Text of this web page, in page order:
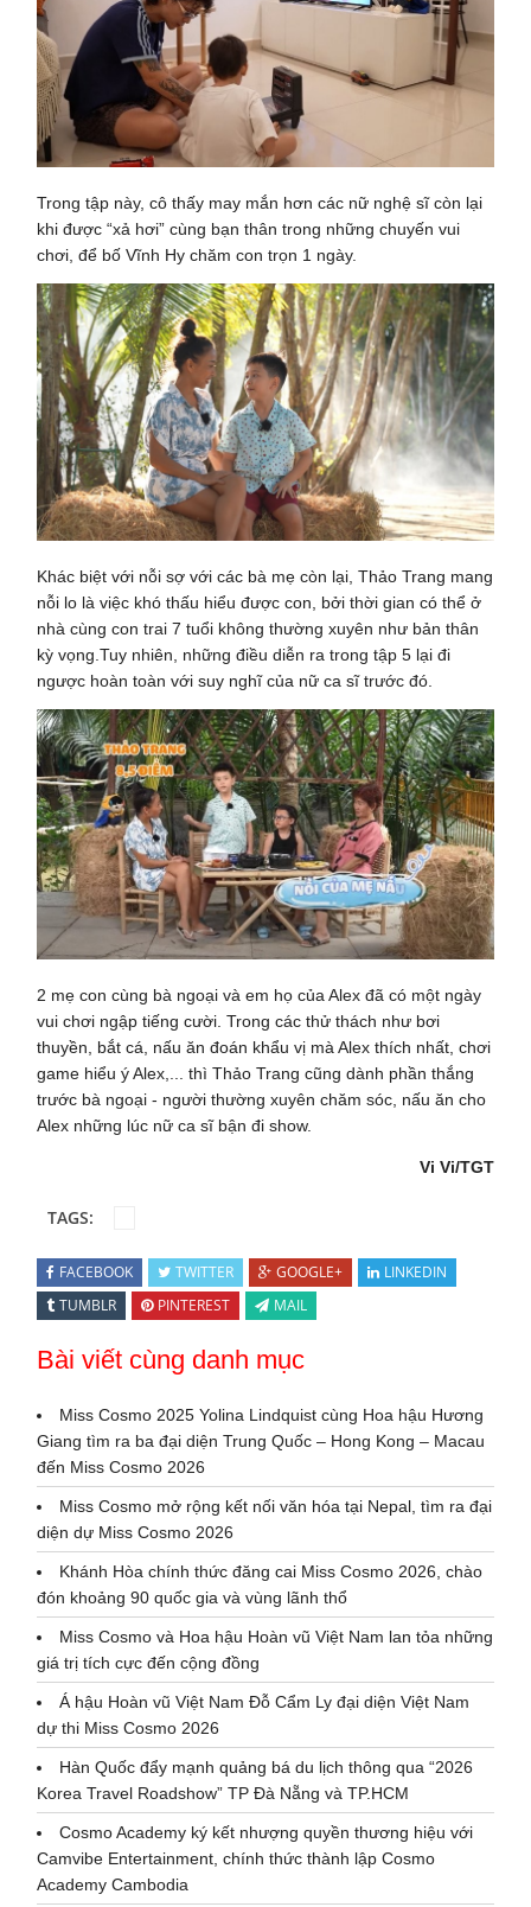
Trong tập này, cô thấy may mắn hơn các nữ nghệ sĩ còn lại
khi được “xả hơi” cùng bạn thân trong những chuyến vui
chơi, để bố Vĩnh Hy chăm con trọn 1 ngày.
Khác biệt với nỗi sợ với các bà mẹ còn lại, Thảo Trang mang
nỗi lo là việc khó thấu hiểu được con, bởi thời gian có thể ở
nhà cùng con trai 7 tuổi không thường xuyên như bản thân
kỳ vọng.Tuy nhiên, những điều diễn ra trong tập 5 lại đi
ngược hoàn toàn với suy nghĩ của nữ ca sĩ trước đó.
2 mẹ con cùng bà ngoại và em họ của Alex đã có một ngày
vui chơi ngập tiếng cười. Trong các thử thách như bơi
thuyền, bắt cá, nấu ăn đoán khẩu vị mà Alex thích nhất, chơi
game hiểu ý Alex,... thì Thảo Trang cũng dành phần thắng
trước bà ngoại - người thường xuyên chăm sóc, nấu ăn cho
Alex những lúc nữ ca sĩ bận đi show.
Vi Vi/TGT
TAGS:
FACEBOOK TWITTER GOOGLE+
LINKEDIN
TUMBLR
PINTEREST MAIL
Bài viết cùng danh mục
Miss Cosmo 2025 Yolina Lindquist cùng Hoa hậu Hương
Giang tìm ra ba đại diện Trung Quốc – Hong Kong – Macau
đến Miss Cosmo 2026
Miss Cosmo mở rộng kết nối văn hóa tại Nepal, tìm ra đại
diện dự Miss Cosmo 2026
Khánh Hòa chính thức đăng cai Miss Cosmo 2026, chào
đón khoảng 90 quốc gia và vùng lãnh thổ
Miss Cosmo và Hoa hậu Hoàn vũ Việt Nam lan tỏa những
giá trị tích cực đến cộng đồng
Á hậu Hoàn vũ Việt Nam Đỗ Cẩm Ly đại diện Việt Nam
dự thi Miss Cosmo 2026
Hàn Quốc đẩy mạnh quảng bá du lịch thông qua “2026
Korea Travel Roadshow” TP Đà Nẵng và TP.HCM
Cosmo Academy ký kết nhượng quyền thương hiệu với
Camvibe Entertainment, chính thức thành lập Cosmo
Academy Cambodia